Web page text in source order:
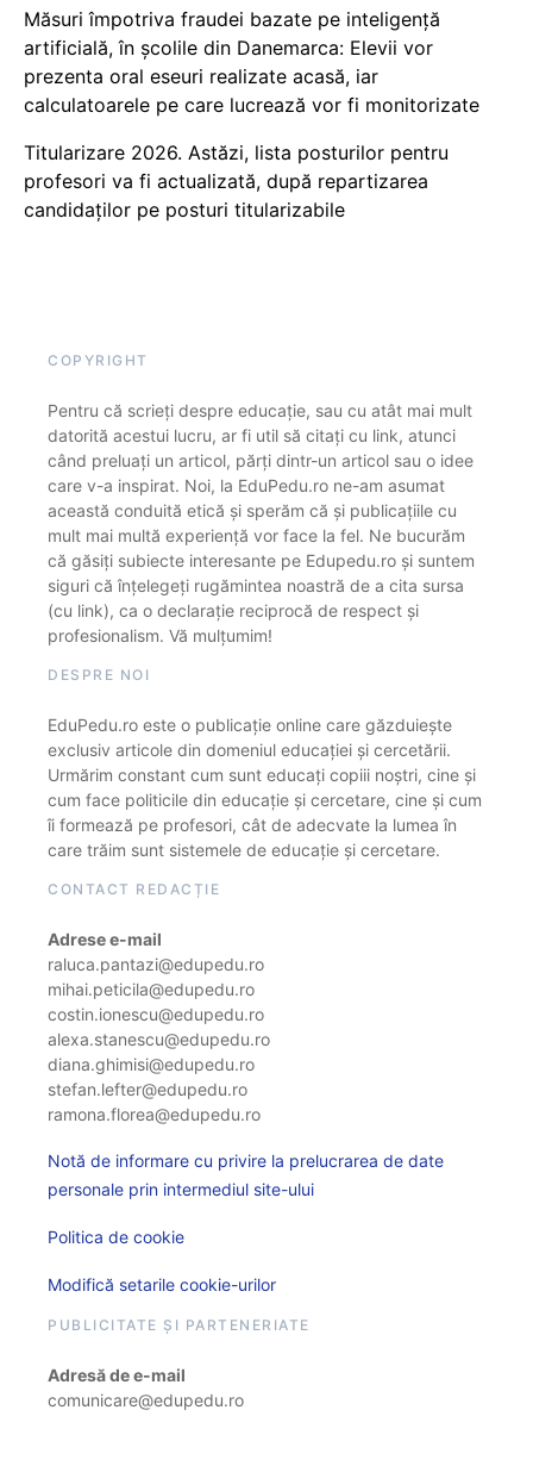
Măsuri împotriva fraudei bazate pe inteligență
artificială, în școlile din Danemarca: Elevii vor
prezenta oral eseuri realizate acasă, iar
calculatoarele pe care lucrează vor fi monitorizate
Titularizare 2026. Astăzi, lista posturilor pentru
profesori va fi actualizată, după repartizarea
candidaților pe posturi titularizabile
COPYRIGHT
Pentru că scrieți despre educație, sau cu atât mai mult
datorită acestui lucru, ar fi util să citați cu link, atunci
când preluați un articol, părți dintr-un articol sau o idee
care v-a inspirat. Noi, la EduPedu.ro ne-am asumat
această conduită etică și sperăm că și publicațiile cu
mult mai multă experiență vor face la fel. Ne bucurăm
că găsiți subiecte interesante pe Edupedu.ro și suntem
siguri că înțelegeți rugămintea noastră de a cita sursa
(cu link), ca o declarație reciprocă de respect și
profesionalism. Vă mulțumim!
DESPRE NOI
EduPedu.ro este o publicație online care găzduiește
exclusiv articole din domeniul educației și cercetării.
Urmărim constant cum sunt educați copiii noștri, cine și
cum face politicile din educație și cercetare, cine și cum
îi formează pe profesori, cât de adecvate la lumea în
care trăim sunt sistemele de educație și cercetare.
CONTACT REDACȚIE
Adrese e-mail
raluca.pantazi@edupedu.ro
mihai.peticila@edupedu.ro
costin.ionescu@edupedu.ro
alexa.stanescu@edupedu.ro
diana.ghimisi@edupedu.ro
stefan.lefter@edupedu.ro
ramona.florea@edupedu.ro
Notă de informare cu privire la prelucrarea de date
personale prin intermediul site-ului
Politica de cookie
Modifică setarile cookie-urilor
PUBLICITATE ȘI PARTENERIATE
Adresă de e-mail
comunicare@edupedu.ro